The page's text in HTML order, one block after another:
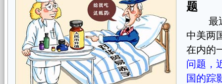
题
最近
中美两
在内的
问题，
国的踪